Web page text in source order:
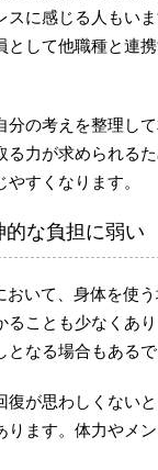
スに感じる人もい
として他職種と連
分の考えを整理し
る力が求められる
すくなります。
的な負担に弱い
おいて、身体を使
ることも少なくあ
となる場合もあるで
復が思わしくない
ります。体力やメ